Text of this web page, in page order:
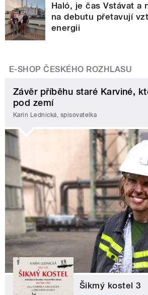
Haló, je čas Vstávat a
na debutu přetavují
energii
E-SHOP ČESKÉHO ROZHLASU
Závěr příběhu staré Karviné,
pod zemí
Karin Lednická, spisovatelka
Šikmý kostel 3